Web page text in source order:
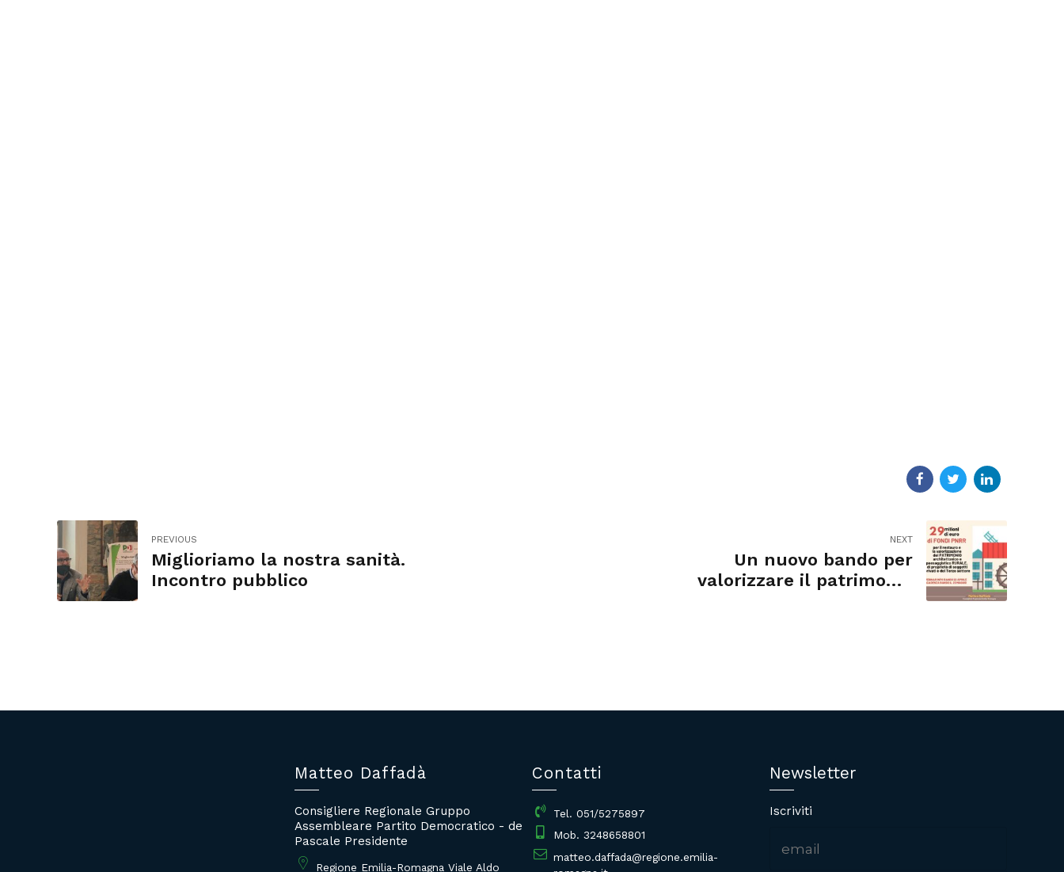
PREVIOUS
Miglioriamo la nostra sanità.
Incontro pubblico
NEXT
Un nuovo bando per
valorizzare il patrimonio
Matteo Daffadà
Consigliere Regionale Gruppo
Assembleare Partito Democratico - de
Pascale Presidente
Regione Emilia-Romagna Viale Aldo
Contatti
Tel. 051/5275897
Mob. 3248658801
matteo.daffada@regione.emilia-
Newsletter
Iscriviti